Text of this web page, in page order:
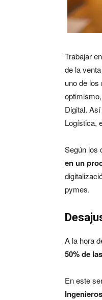
Trabajar
de la
uno de
Digital.
Logística,
Según los
en un
pymes.
A la hora
50% de
En este